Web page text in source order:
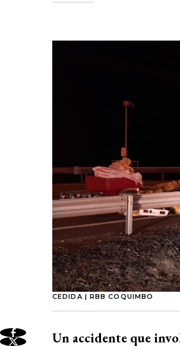
CEDIDA | RBB COQUIMBO
Un accidente que